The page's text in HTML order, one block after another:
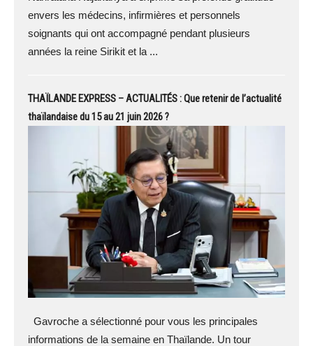
envers les médecins, infirmières et personnels
soignants qui ont accompagné pendant plusieurs
années la reine Sirikit et la ...
THAÏLANDE EXPRESS – ACTUALITÉS : Que retenir de l’actualité
thaïlandaise du 15 au 21 juin 2026 ?
Gavroche a sélectionné pour vous les principales
informations de la semaine en Thaïlande. Un tour